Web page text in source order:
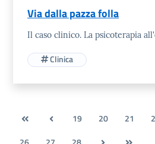
Via dalla pazza folla
Il caso clinico. La psicoterapia
Clinica
19 20 21